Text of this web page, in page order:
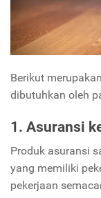
Berikut
dibutuhkan oleh
1. Asuransi
Produk asuransi
yang memiliki
pekerjaan